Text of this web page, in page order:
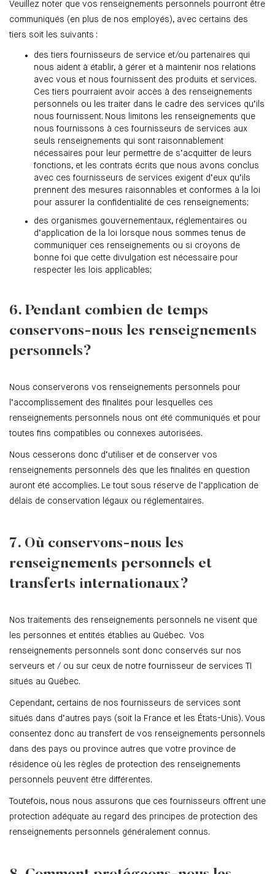
Veuillez noter que vos renseignements personnels pourront être
communiqués (en plus de nos employés), avec certains des
tiers soit les suivants :
des tiers fournisseurs de service et/ou partenaires qui
nous aident à établir, à gérer et à maintenir nos relations
avec vous et nous fournissent des produits et services.
Ces tiers pourraient avoir accès à des renseignements
personnels ou les traiter dans le cadre des services qu’ils
nous fournissent. Nous limitons les renseignements que
nous fournissons à ces fournisseurs de services aux
seuls renseignements qui sont raisonnablement
nécessaires pour leur permettre de s’acquitter de leurs
fonctions, et les contrats écrits que nous avons conclus
avec ces fournisseurs de services exigent d’eux qu’ils
prennent des mesures raisonnables et conformes à la loi
pour assurer la confidentialité de ces renseignements;
des organismes gouvernementaux, réglementaires ou
d’application de la loi lorsque nous sommes tenus de
communiquer ces renseignements ou si croyons de
bonne foi que cette divulgation est nécessaire pour
respecter les lois applicables;
6. Pendant combien de temps
conservons-nous les renseignements
personnels?
Nous conserverons vos renseignements personnels pour
l’accomplissement des finalités pour lesquelles ces
renseignements personnels nous ont été communiqués et pour
toutes fins compatibles ou connexes autorisées.
Nous cesserons donc d’utiliser et de conserver vos
renseignements personnels dès que les finalités en question
auront été accomplies. Le tout sous réserve de l’application de
délais de conservation légaux ou réglementaires.
7. Où conservons-nous les
renseignements personnels et
transferts internationaux?
Nos traitements des renseignements personnels ne visent que
les personnes et entités établies au Québec. Vos
renseignements personnels sont donc conservés sur nos
serveurs et / ou sur ceux de notre fournisseur de services TI
situés au Québec.
Cependant, certains de nos fournisseurs de services sont
situés dans d’autres pays (soit la France et les États-Unis). Vous
consentez donc au transfert de vos renseignements personnels
dans des pays ou province autres que votre province de
résidence où les règles de protection des renseignements
personnels peuvent être différentes.
Toutefois, nous nous assurons que ces fournisseurs offrent une
protection adéquate au regard des principes de protection des
renseignements personnels généralement connus.